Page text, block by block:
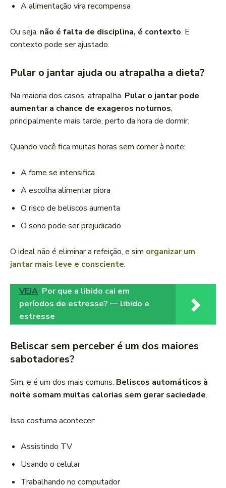
A alimentação vira recompensa
Ou seja, não é falta de disciplina, é contexto. E
contexto pode ser ajustado.
Pular o jantar ajuda ou atrapalha a dieta?
Na maioria dos casos, atrapalha. Pular o jantar pode
aumentar a chance de exageros noturnos,
principalmente mais tarde, perto da hora de dormir.
Quando você fica muitas horas sem comer à noite:
A fome se intensifica
A escolha alimentar piora
O risco de beliscos aumenta
O sono pode ser prejudicado
O ideal não é eliminar a refeição, e sim organizar um
jantar mais leve e consciente.
VEJA Por que a libido cai em
períodos de estresse? — libido e
estresse
Beliscar sem perceber é um dos maiores
sabotadores?
Sim, e é um dos mais comuns. Beliscos automáticos à
noite somam muitas calorias sem gerar saciedade.
Isso costuma acontecer:
Assistindo TV
Usando o celular
Trabalhando no computador